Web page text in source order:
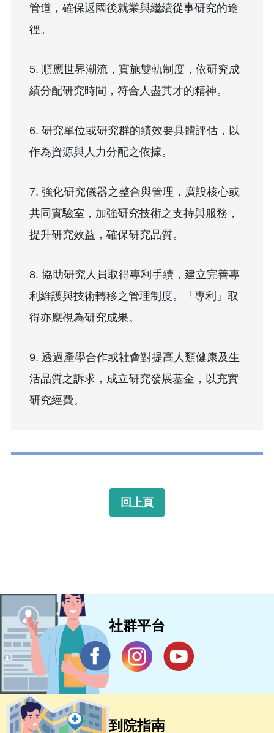
管道，確保返國後就業與繼續從事研究的途
徑。
5. 順應世界潮流，實施雙軌制度，依研究成
績分配研究時間，符合人盡其才的精神。
6. 研究單位或研究群的績效要具體評估，以
作為資源與人力分配之依據。
7. 強化研究儀器之整合與管理，廣設核心或
共同實驗室，加強研究技術之支持與服務，
提升研究效益，確保研究品質。
8. 協助研究人員取得專利手續，建立完善專
利維護與技術轉移之管理制度。「專利」取
得亦應視為研究成果。
9. 透過產學合作或社會對提高人類健康及生
活品質之訴求，成立研究發展基金，以充實
研究經費。
回上頁
社群平台
到院指南